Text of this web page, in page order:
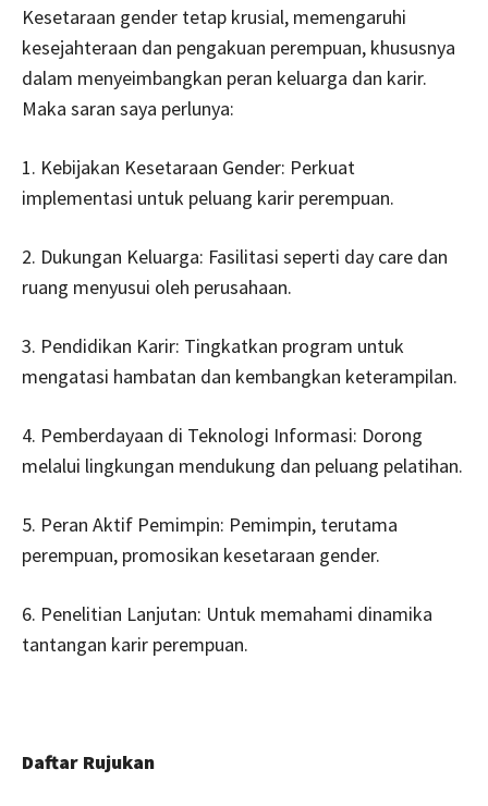
Kesetaraan gender tetap krusial, memengaruhi
kesejahteraan dan pengakuan perempuan, khususnya
dalam menyeimbangkan peran keluarga dan karir.
Maka saran saya perlunya:
1. Kebijakan Kesetaraan Gender: Perkuat
implementasi untuk peluang karir perempuan.
2. Dukungan Keluarga: Fasilitasi seperti day care dan
ruang menyusui oleh perusahaan.
3. Pendidikan Karir: Tingkatkan program untuk
mengatasi hambatan dan kembangkan keterampilan.
4. Pemberdayaan di Teknologi Informasi: Dorong
melalui lingkungan mendukung dan peluang pelatihan.
5. Peran Aktif Pemimpin: Pemimpin, terutama
perempuan, promosikan kesetaraan gender.
6. Penelitian Lanjutan: Untuk memahami dinamika
tantangan karir perempuan.
Daftar Rujukan